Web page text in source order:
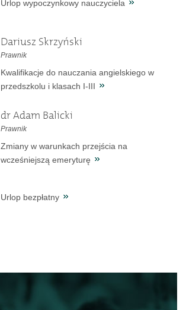
Urlop wypoczynkowy nauczyciela
Dariusz Skrzyński
Prawnik
Kwalifikacje do nauczania angielskiego w
przedszkolu i klasach I-III
dr Adam Balicki
Prawnik
Zmiany w warunkach przejścia na
wcześniejszą emeryturę
Urlop bezpłatny